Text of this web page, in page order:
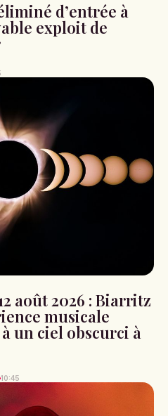
d’entrée à
exploit de
août 2026 : Biarritz
musicale
un ciel obscurci à
10:45